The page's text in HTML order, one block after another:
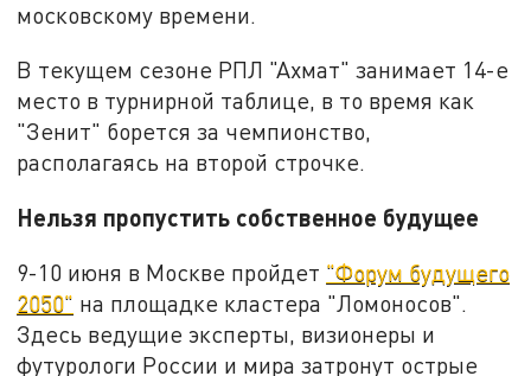
московскому времени.
В текущем сезоне РПЛ "Ахмат" занимает 14-е
место в турнирной таблице, в то время как
"Зенит" борется за чемпионство,
располагаясь на второй строчке.
Нельзя пропустить собственное будущее
9-10 июня в Москве пройдет "Форум будущего
2050" на площадке кластера "Ломоносов".
Здесь ведущие эксперты, визионеры и
футурологи России и мира затронут острые